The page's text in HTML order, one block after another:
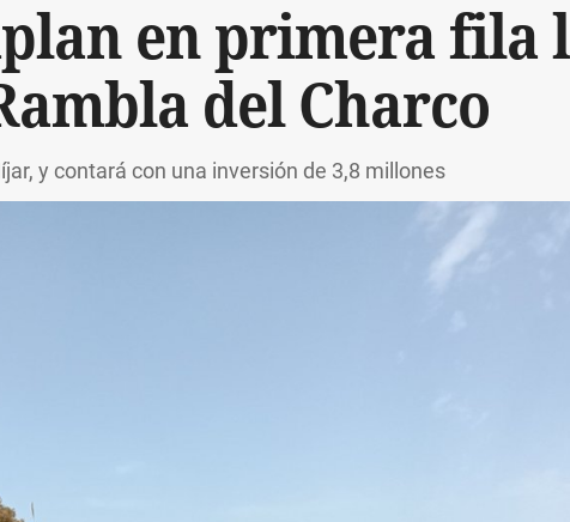
en primera fila
del Charco
y contará con una inversión de 3,8 millones